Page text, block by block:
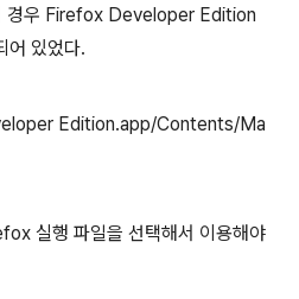
경우 Firefox Developer Edition
어 있었다.
Edition.app/Contents/Ma
실행 파일을 선택해서 이용해야